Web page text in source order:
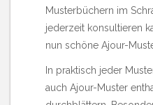
Musterbüchern im
jederzeit konsultieren
nun schöne Ajour-
In praktisch jeder
auch Ajour-Muster